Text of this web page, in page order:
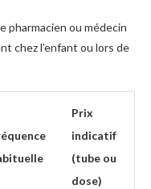
pharmacien ou médecin
chez l’enfant ou lors de
Prix
indicatif
(tube ou
dose)